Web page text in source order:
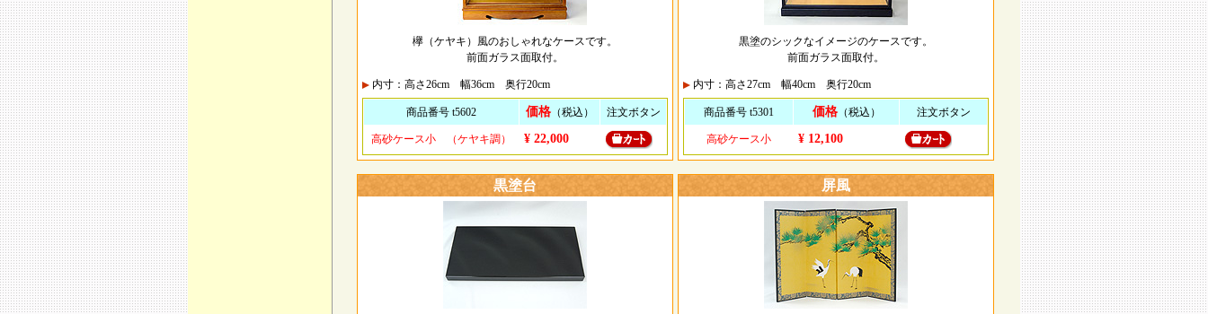
欅（ケヤキ）風のおしゃれなケースです。
前面ガラス面取付。
内寸：高さ26cm 幅36cm 奥行20cm
商品番号 t5602 価格（税込） 注文ボタン
高砂ケース小 （ケヤキ調） ¥ 22,000
黒塗のシックなイメージのケースです。
前面ガラス面取付。
内寸：高さ27cm 幅40cm 奥行20cm
商品番号 t5301 価格（税込） 注文ボタン
高砂ケース小 ¥ 12,100
黒塗台 屏風